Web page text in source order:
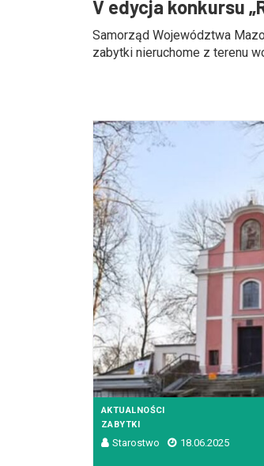
V edycja konkursu
Samorząd Województwa
zabytki nieruchome z terenu
AKTUALNOŚCI
ZABYTKI
Starostwo 18.06.2025